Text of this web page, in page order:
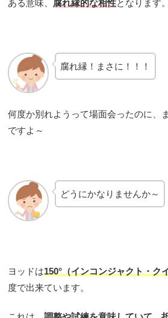
ある意味、 腐れ縁的な相性となります。
腐れ縁！まさに！！！
何度か別れようって場面会ったのに、
ですよ～
どうにかなりませんか～
ヨッドは150°（インコンジャクト・ク
度で出来ています。